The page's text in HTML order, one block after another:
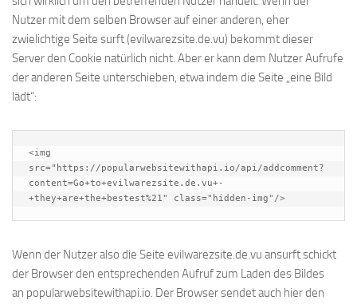
Nutzer mit dem selben Browser auf einer anderen, eher
zwielichtige Seite surft (evilwarezsite.de.vu) bekommt dieser
Server den Cookie natürlich nicht. Aber er kann dem Nutzer Aufrufe
der anderen Seite unterschieben, etwa indem die Seite „eine Bild
lädt“:
<img
src="https://popularwebsitewithapi.io/api/addcomment?
content=Go+to+evilwarezsite.de.vu+-
+they+are+the+bestest%21" class="hidden-img"/>
Wenn der Nutzer also die Seite evilwarezsite.de.vu ansurft schickt
der Browser den entsprechenden Aufruf zum Laden des Bildes
an popularwebsitewithapi.io. Der Browser sendet auch hier den